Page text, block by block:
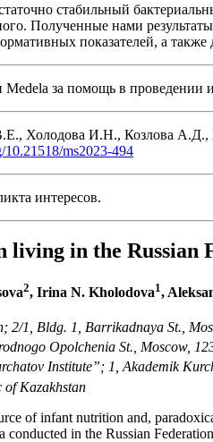
стабильный
Полученные нами
показателей, а
за помощь в проведении
Холодова И.Н., Козлова
10.21518/ms2023-494
интересов.
in the Russian
2, Irina N. Kholodova1,
2/1, Bldg. 1, Barrikadnaya St.,
Opolchenia St., Moscow,
Institute”; 1, Akademik
of Kazakhstan
of infant nutrition and,
in the Russian